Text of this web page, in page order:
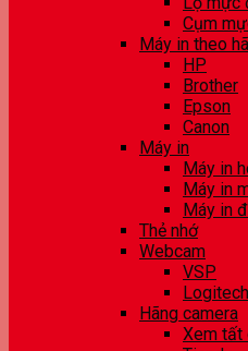
Cụm
Máy in theo
HP
Brother
Epson
Canon
Máy in
Máy in
Máy in
Máy in
Thẻ nhớ
Webcam
VSP
Logitech
Hãng camera
Xem tất